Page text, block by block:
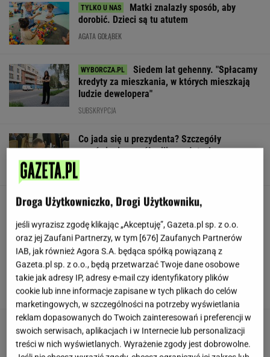
Matki znalazły sposób, aby
dorobić. Dzieci są tu atutem
AGATA GOŁĄBEK
Siedem lat gehenny. "Spłacamy
kredyty za mieszkania, w których mieszkają
ludzie dewelopera"
SUBSKRYPCJA
Co jada się u prezydenta? Szczegóły
zamówienia za pół miliona złotych
Nowe zdjęcie Johna Goodmana trafiło do
sieci. Aktor schudł 90 kg
Gawryluk reaguje na krytykę po debacie u
Nawrockiego. Co na to Polsat?
Droga Użytkowniczko, Drogi Użytkowniku,
jeśli wyrazisz zgodę klikając „Akceptuję”, Gazeta.pl sp. z o.o.
oraz jej Zaufani Partnerzy, w tym [676] Zaufanych Partnerów
IAB, jak również Agora S.A. będąca spółką powiązaną z
Gazeta.pl sp. z o.o., będą przetwarzać Twoje dane osobowe
takie jak adresy IP, adresy e-mail czy identyfikatory plików
cookie lub inne informacje zapisane w tych plikach do celów
marketingowych, w szczególności na potrzeby wyświetlania
reklam dopasowanych do Twoich zainteresowań i preferencji w
swoich serwisach, aplikacjach i w Internecie lub personalizacji
treści w nich wyświetlanych. Wyrażenie zgody jest dobrowolne.